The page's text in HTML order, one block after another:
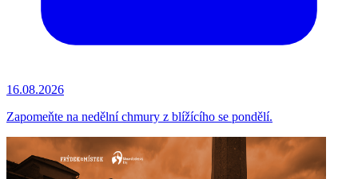
16.08.2026
Zapomeňte na nedělní chmury z blížícího se pondělí.